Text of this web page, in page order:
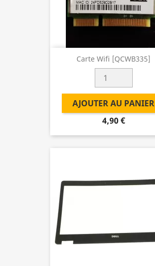
Carte Wifi [QCWB335]
AJOUTER AU PANIER
4,90 €